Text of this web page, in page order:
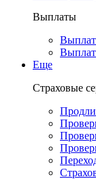
Выплаты
Еще
Страховые